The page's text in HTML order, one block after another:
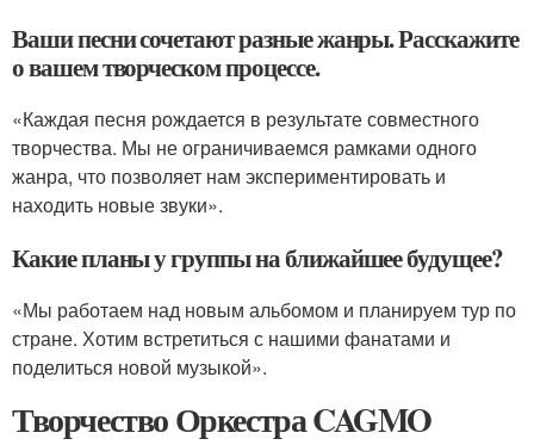
Ваши песни сочетают разные жанры. Расскажите
о вашем творческом процессе.
«Каждая песня рождается в результате совместного
творчества. Мы не ограничиваемся рамками одного
жанра, что позволяет нам экспериментировать и
находить новые звуки».
Какие планы у группы на ближайшее будущее?
«Мы работаем над новым альбомом и планируем тур по
стране. Хотим встретиться с нашими фанатами и
поделиться новой музыкой».
Творчество Оркестра CAGMO